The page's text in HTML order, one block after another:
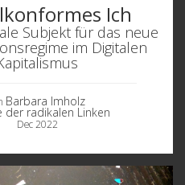
Ich
Subjekt für das neue
im Digitalen
Barbara Imholz
der radikalen Linken
Dec 2022